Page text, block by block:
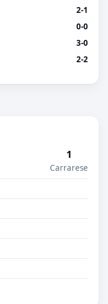
2-1
0-0
3-0
2-2
1
Carrarese